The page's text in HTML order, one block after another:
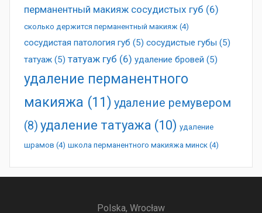
перманентный макияж сосудистых губ (6)
сколько держится перманентный макияж (4)
сосудистая патология губ (5) сосудистые губы (5)
татуаж (5) татуаж губ (6) удаление бровей (5)
удаление перманентного
макияжа (11) удаление ремувером
(8) удаление татуажа (10) удаление
шрамов (4) школа перманентного макияжа минск (4)
Polska, Wrocław